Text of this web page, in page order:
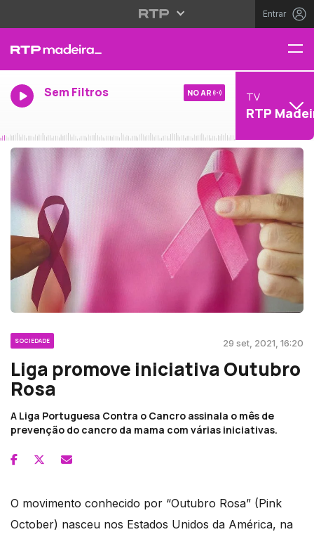
Entrar
Sem Filtros NO AR TV
RTP
SOCIEDADE 29 set, 2021, 16:20
Liga promove iniciativa Outubro
Rosa
A Liga Portuguesa Contra o Cancro assinala o mês de
prevenção do cancro da mama com várias iniciativas.
O movimento conhecido por “Outubro Rosa” (Pink
October) nasceu nos Estados Unidos da América, na